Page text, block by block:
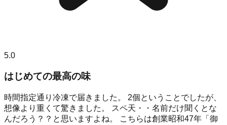
5.0
はじめての最高の味
時間指定通り冷凍で届きました。 2個ということでしたが、
想像より重くて驚きました。 スペ天・・名前だけ聞くとな
んだろう？？と思いますよね。 こちらは創業昭和47年「御